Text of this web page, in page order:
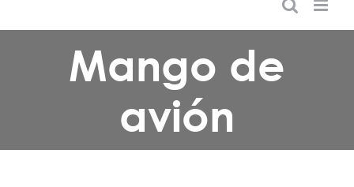
Mango de
avión